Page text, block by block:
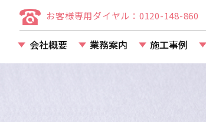
お客様専用ダイヤル：0120-148-860
会社概要 業務案内 施工事例